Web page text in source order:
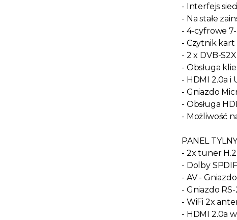
- Interfejs
- Na stałe
- 4-cyfrowe
- Czytnik kart
- 2 x DVB-
- Obsługa
- HDMI 2.0a i
- Gniazdo
- Obsługa
- Możliwość
PANEL
- 2x tuner
- Dolby SPDIF
- AV -
- Gniazdo
- WiFi 2x
- HDMI 2.0a